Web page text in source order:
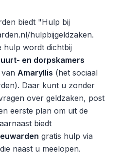
biedt "Hulp bij
hulpbijgeldzaken.
hulp wordt dichtbij
en dorpskamers
Amaryllis (het sociaal
Daar kunt u zonder
over geldzaken, post
eerste plan om uit de
biedt
gratis hulp via
naast u meelopen.